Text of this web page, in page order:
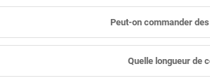
Peut-on commander
Quelle longueur de